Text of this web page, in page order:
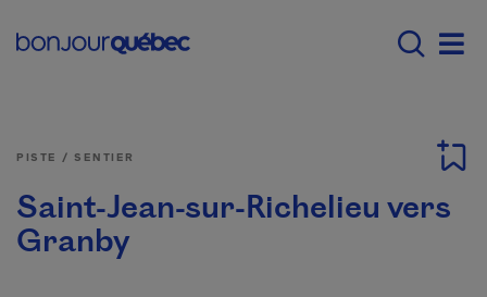
Main navigation -
PISTE / SENTIER
Saint-Jean-sur-Richelieu vers
Granby